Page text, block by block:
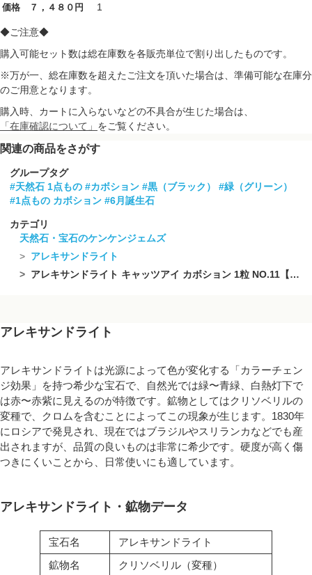
価格 ７，４８０円 1
◆ご注意◆
購入可能セット数は総在庫数を各販売単位で割り出したものです。
※万が一、総在庫数を超えたご注文を頂いた場合は、準備可能な在庫分
のご用意となります。
購入時、カートに入らないなどの不具合が生じた場合は、
「在庫確認について」 をご覧ください。
関連の商品をさがす
グループタグ
#天然石 1点もの #カボション #黒（ブラック）
#緑（グリーン）
#1点もの カボション #6月誕生石
カテゴリ
天然石・宝石のケンケンジェムズ
アレキサンドライト
アレキサンドライト キャッツアイ カボション 1粒 NO.11【1点もの】
アレキサンドライト
アレキサンドライトは光源によって色が変化する「カラーチェン
ジ効果」を持つ希少な宝石で、自然光では緑〜青緑、白熱灯下で
は赤〜赤紫に見えるのが特徴です。鉱物としてはクリソベリルの
変種で、クロムを含むことによってこの現象が生じます。1830年
にロシアで発見され、現在ではブラジルやスリランカなどでも産
出されますが、品質の良いものは非常に希少です。硬度が高く傷
つきにくいことから、日常使いにも適しています。
アレキサンドライト・鉱物データ
宝石名
アレキサンドライト
鉱物名
クリソベリル（変種）